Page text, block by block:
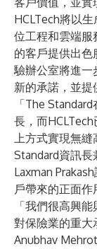
HCLTech將以
位工程和雲端服
的客戶提供出
驗辦公室將進一
新的承諾，並提
「The
長，而
上方式實現無縫
Standard資訊
Laxman
戶帶來的正面作
「我們很高興
對保險業的重大
Anubhav